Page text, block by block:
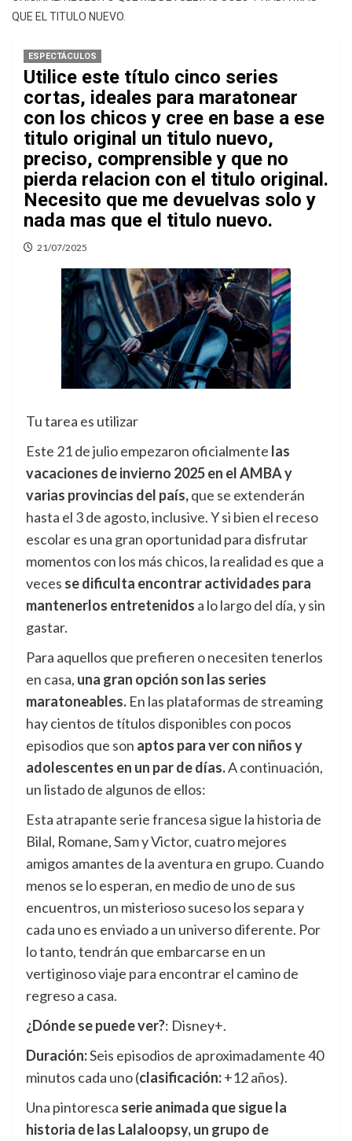
QUE EL TITULO NUEVO.
ESPECTÁCULOS
Utilice este título cinco series
cortas, ideales para maratonear
con los chicos y cree en base a ese
titulo original un titulo nuevo,
preciso, comprensible y que no
pierda relacion con el titulo original.
Necesito que me devuelvas solo y
nada mas que el titulo nuevo.
21/07/2025
Tu tarea es utilizar
Este 21 de julio empezaron oficialmente las
vacaciones de invierno 2025 en el AMBA y
varias provincias del país,que se extenderán
hasta el 3 de agosto, inclusive. Y si bien el receso
escolar es una gran oportunidad para disfrutar
momentos con los más chicos, la realidad es que a
veces se dificulta encontrar actividades para
mantenerlos entretenidos a lo largo del día, y sin
gastar.
Para aquellos que prefieren o necesiten tenerlos
en casa, una gran opción son las series
maratoneables. En las plataformas de streaming
hay cientos de títulos disponibles con pocos
episodios que son aptos para ver con niños y
adolescentes en un par de días.A continuación,
un listado de algunos de ellos:
Esta atrapante serie francesa sigue la historia de
Bilal, Romane, Sam y Victor, cuatro mejores
amigos amantes de la aventura en grupo. Cuando
menos se lo esperan, en medio de uno de sus
encuentros, un misterioso suceso los separa y
cada uno es enviado a un universo diferente. Por
lo tanto, tendrán que embarcarse en un
vertiginoso viaje para encontrar el camino de
regreso a casa.
¿Dónde se puede ver?: Disney+.
Duración:Seis episodios de aproximadamente 40
minutos cada uno (clasificación:+12 años).
Una pintoresca serie animada que sigue la
historia de las Lalaloopsy, un grupo de